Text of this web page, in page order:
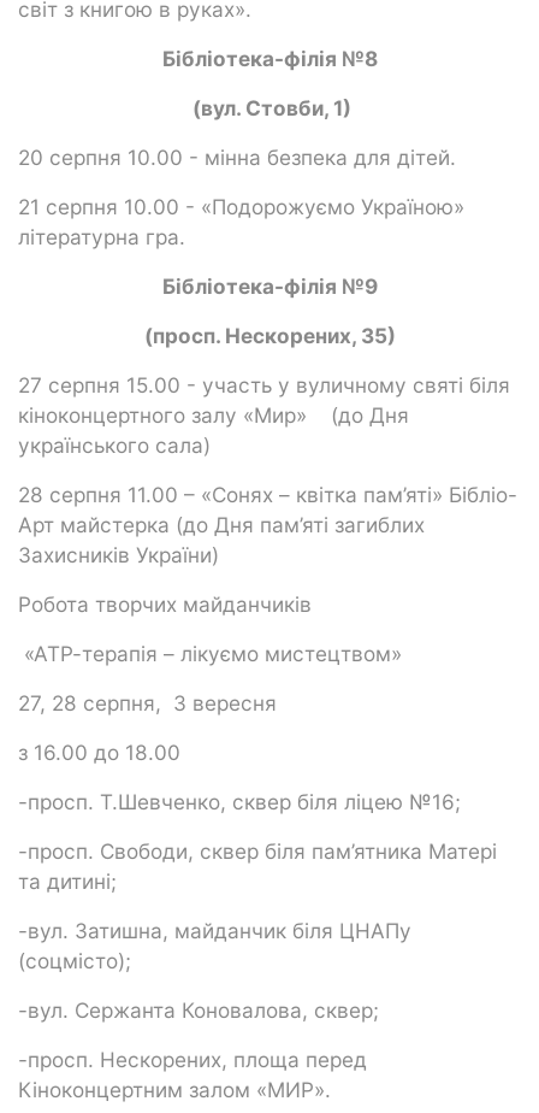
світ з книгою в руках».
Бібліотека-філія №8
(вул. Стовби, 1)
20 серпня 10.00 - мінна безпека для дітей.
21 серпня 10.00 - «Подорожуємо Україною»
літературна гра.
Бібліотека-філія №9
(просп. Нескорених, 35)
27 серпня 15.00 - участь у вуличному святі біля
кіноконцертного залу «Мир» (до Дня
українського сала)
28 серпня 11.00 – «Сонях – квітка пам’яті» Бібліо-
Арт майстерка (до Дня пам’яті загиблих
Захисників України)
Робота творчих майданчиків
«АТР-терапія – лікуємо мистецтвом»
27, 28 серпня, 3 вересня
з 16.00 до 18.00
-просп. Т.Шевченко, сквер біля ліцею №16;
-просп. Свободи, сквер біля пам’ятника Матері
та дитині;
-вул. Затишна, майданчик біля ЦНАПу
(соцмісто);
-вул. Сержанта Коновалова, сквер;
-просп. Нескорених, площа перед
Кіноконцертним залом «МИР».